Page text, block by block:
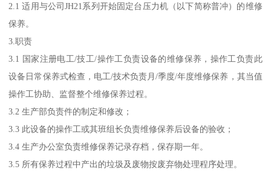
2.1 适用与公司JH21系列开始固定台压力机（以下简称普冲）的维修
保养。
3.职责
3.1 国家注册电工/技工/操作工负责设备的维修保养，操作工负责此
设备日常保养式检查，电工/技术负责月/季度/年度维修保养，其当值
操作工协助、监督整个维修保养过程。
3.2 生产部负责件的制定和修改；
3.3 此设备的操作工或其班组长负责维修保养后设备的验收；
3.4 生产办公室负责维修保养记录存档，保存期一年。
3.5 所有保养过程中产出的垃圾及废物按废弃物处理程序处理。